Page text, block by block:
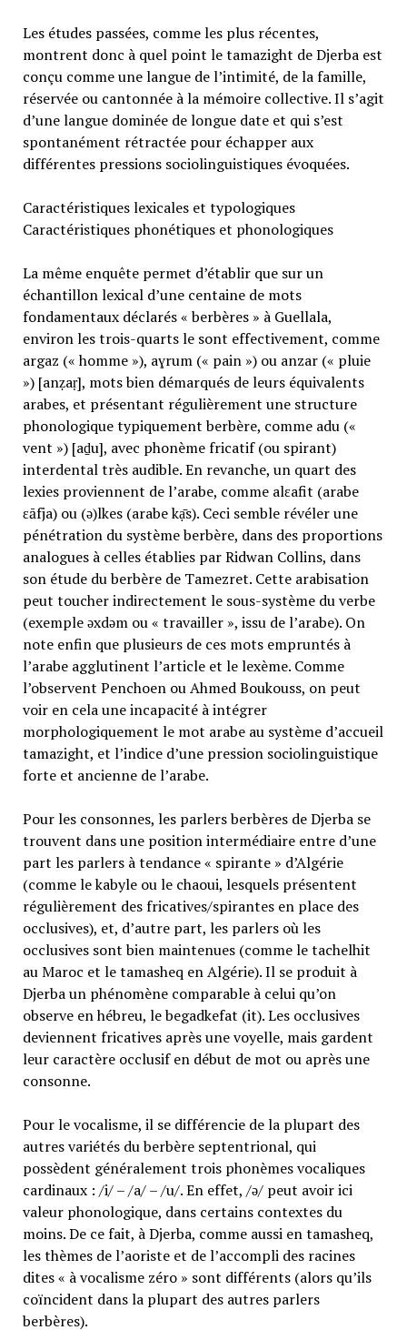
Les études passées, comme les plus récentes,
montrent donc à quel point le tamazight de Djerba est
conçu comme une langue de l’intimité, de la famille,
réservée ou cantonnée à la mémoire collective. Il s’agit
d’une langue dominée de longue date et qui s’est
spontanément rétractée pour échapper aux
différentes pressions sociolinguistiques évoquées.
Caractéristiques lexicales et typologiques
Caractéristiques phonétiques et phonologiques
La même enquête permet d’établir que sur un
échantillon lexical d’une centaine de mots
fondamentaux déclarés « berbères » à Guellala,
environ les trois-quarts le sont effectivement, comme
argaz (« homme »), aɣrum (« pain ») ou anzar (« pluie
») [anẓaṛ], mots bien démarqués de leurs équivalents
arabes, et présentant régulièrement une structure
phonologique typiquement berbère, comme adu («
vent ») [aḏu], avec phonème fricatif (ou spirant)
interdental très audible. En revanche, un quart des
lexies proviennent de l’arabe, comme alɛafit (arabe
ɛāfja) ou (ǝ)lkes (arabe kạ̄s). Ceci semble révéler une
pénétration du système berbère, dans des proportions
analogues à celles établies par Ridwan Collins, dans
son étude du berbère de Tamezret. Cette arabisation
peut toucher indirectement le sous-système du verbe
(exemple əxdəm ou « travailler », issu de l’arabe). On
note enfin que plusieurs de ces mots empruntés à
l’arabe agglutinent l’article et le lexème. Comme
l’observent Penchoen ou Ahmed Boukouss, on peut
voir en cela une incapacité à intégrer
morphologiquement le mot arabe au système d’accueil
tamazight, et l’indice d’une pression sociolinguistique
forte et ancienne de l’arabe.
Pour les consonnes, les parlers berbères de Djerba se
trouvent dans une position intermédiaire entre d’une
part les parlers à tendance « spirante » d’Algérie
(comme le kabyle ou le chaoui, lesquels présentent
régulièrement des fricatives/spirantes en place des
occlusives), et, d’autre part, les parlers où les
occlusives sont bien maintenues (comme le tachelhit
au Maroc et le tamasheq en Algérie). Il se produit à
Djerba un phénomène comparable à celui qu’on
observe en hébreu, le begadkefat (it). Les occlusives
deviennent fricatives après une voyelle, mais gardent
leur caractère occlusif en début de mot ou après une
consonne.
Pour le vocalisme, il se différencie de la plupart des
autres variétés du berbère septentrional, qui
possèdent généralement trois phonèmes vocaliques
cardinaux : /i/ – /a/ – /u/. En effet, /ə/ peut avoir ici
valeur phonologique, dans certains contextes du
moins. De ce fait, à Djerba, comme aussi en tamasheq,
les thèmes de l’aoriste et de l’accompli des racines
dites « à vocalisme zéro » sont différents (alors qu’ils
coïncident dans la plupart des autres parlers
berbères).